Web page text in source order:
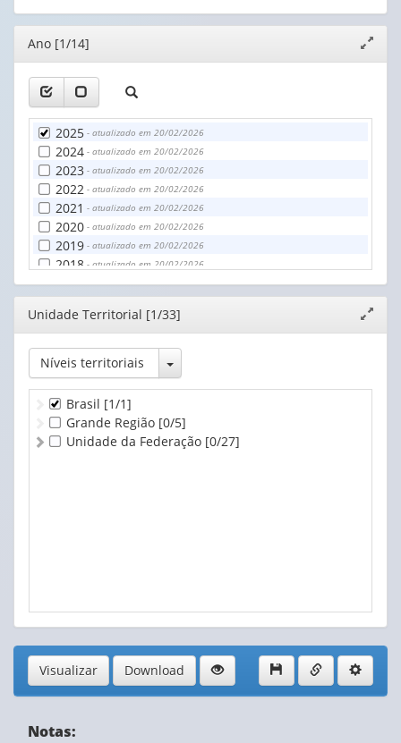
Editor
janela
Ano [1/14]
2025 - atualizado em 20/02/2026
2024 - atualizado em 20/02/2026
2023 - atualizado em 20/02/2026
2022 - atualizado em 20/02/2026
2021 - atualizado em 20/02/2026
2020 - atualizado em 20/02/2026
2019 - atualizado em 20/02/2026
2018 - atualizado em 20/02/2026
2017- atualizado em 20/02/2026
2016
2015 - atualizado em 20/02/2026
2014
2013- atualizado em 20/02/2026
2012- atualizado em 20/02/2026
Editor
janela
Unidade Territorial [1/33]
Níveis territoriais Toggle Dropdown
Brasil [1/1]
Grande Região [0/5]
Unidade da Federação [0/27]
Visualizar Download
Notas: